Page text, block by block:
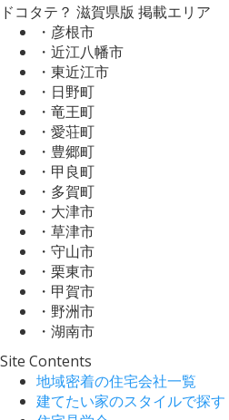
ドコタテ？ 滋賀県版 掲載エリア
・彦根市
・近江八幡市
・東近江市
・日野町
・竜王町
・愛荘町
・豊郷町
・甲良町
・多賀町
・大津市
・草津市
・守山市
・栗東市
・甲賀市
・野洲市
・湖南市
Site Contents
地域密着の住宅会社一覧
建てたい家のスタイルで探す